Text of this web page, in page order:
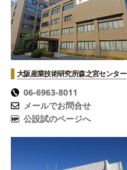
大阪産業技術研究所森之宮センター
06-6963-8011
メールでお問合せ
公設試のページへ